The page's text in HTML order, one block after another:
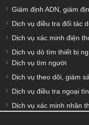
Giám định ADN, giám
Dịch vụ điều tra đối tác
Dịch vụ xác minh điện
Dịch vụ dò tìm thiết bị
Dịch vụ tìm người
Dịch vụ theo dõi, giám
Dịch vụ điều tra ngoại
Dịch vụ xác minh nhân